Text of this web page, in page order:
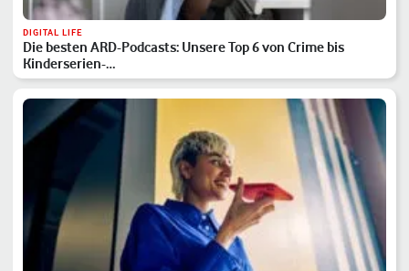
DIGITAL LIFE
Die besten ARD-Podcasts: Unsere Top 6 von Crime bis
Kinderserien-…